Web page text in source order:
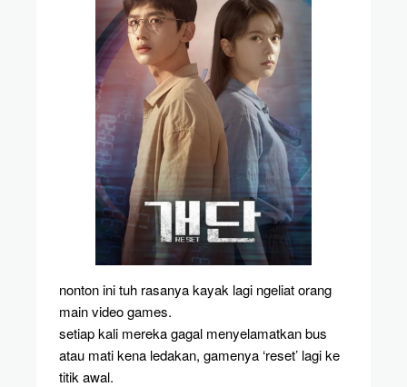
nonton ini tuh rasanya kayak lagi ngeliat orang
main video games.
setiap kali mereka gagal menyelamatkan bus
atau mati kena ledakan, gamenya ‘reset’ lagi ke
titik awal.